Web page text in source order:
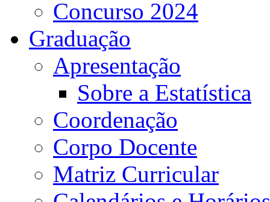
Concurso 2024
Graduação
Apresentação
Sobre a Estatística
Coordenação
Corpo Docente
Matriz Curricular